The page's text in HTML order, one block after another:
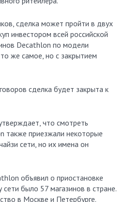
cделка может пройти в двух
инвестором всей российской
Decathlon по модели
же самое, но с закрытием
сделка будет закрыта к
что смотреть
также приезжали некоторые
сети, но их имена он
объявил о приостановке
сети было 57 магазинов в стране.
в Москве и Петербурге.